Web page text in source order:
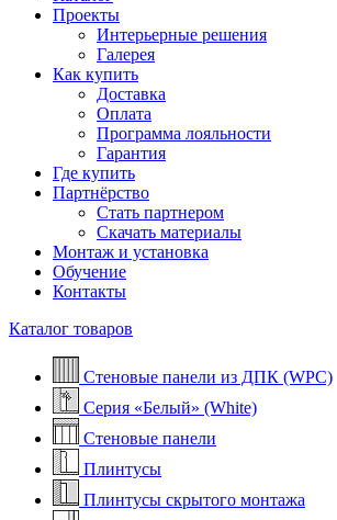
Проекты
Интерьерные решения
Галерея
Как купить
Доставка
Оплата
Программа лояльности
Гарантия
Где купить
Партнёрство
Стать партнером
Скачать материалы
Монтаж и установка
Обучение
Контакты
Каталог товаров
Стеновые панели из ДПК (WPC)
Серия «Белый» (White)
Стеновые панели
Плинтусы
Плинтусы скрытого монтажа